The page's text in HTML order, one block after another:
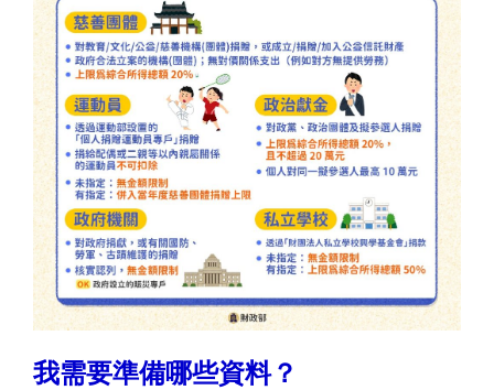
我需要準備哪些資料？